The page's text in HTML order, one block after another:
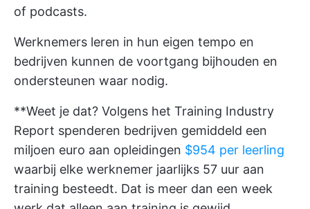
of podcasts.
Werknemers leren in hun eigen tempo en
bedrijven kunnen de voortgang bijhouden en
ondersteunen waar nodig.
**Weet je dat? Volgens het Training Industry
Report spenderen bedrijven gemiddeld een
miljoen euro aan opleidingen $954 per leerling
waarbij elke werknemer jaarlijks 57 uur aan
training besteedt. Dat is meer dan een week